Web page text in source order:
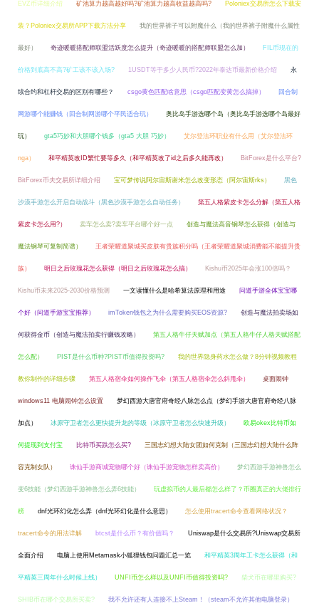
EVZ币详细介绍 矿池算力越高越好吗?矿池算力越高收益越高吗? Poloniex交易所怎么下载安
装？Poloniex交易所APP下载方法分享 我的世界裤子可以附魔什么（我的世界裤子附魔什么属性
最好） 奇迹暖暖搭配师联盟活跃度怎么提升（奇迹暖暖的搭配师联盟怎么加） FIL币现在的
价格到底高不高?矿工该不该入场? 1USDT等于多少人民币?2022年泰达币最新价格介绍 永
续合约和杠杆交易的区别有哪些？ csgo黄色匹配啥意思（csgo匹配变黄怎么搞掉） 回合制
网游哪个能赚钱（回合制网游哪个平民适合玩） 奥比岛手游选哪个岛（奥比岛手游选哪个岛最好
玩） gta5巧妙和大胆哪个钱多（gta5 大胆 巧妙） 艾尔登法环职业有什么用（艾尔登法环
nga） 和平精英改ID繁忙要等多久（和平精英改了id之后多久能再改） BitForex是什么平台?
BitForex币夫交易所详细介绍 宝可梦传说阿尔宙斯谢米怎么改变形态（阿尔宙斯rks） 黑色
沙漠手游怎么开启自动战斗（黑色沙漠手游怎么自动任务） 第五人格紫皮卡怎么分解（第五人格
紫皮卡怎么用?） 卖车怎么卖?卖车平台哪个好一点 创造与魔法高音钢琴怎么获得（创造与
魔法钢琴可复制简谱） 王者荣耀道聚城买皮肤有贵族积分吗（王者荣耀道聚城消费能不能提升贵
族） 明日之后玫瑰花怎么获得（明日之后玫瑰花怎么搞） Kishu币2025年会涨100倍吗？
Kishu币未来2025-2030价格预测 一文读懂什么是哈希算法原理和用途 问道手游全体宝宝哪
个好（问道手游宝宝推荐） imToken钱包之为什么需要购买EOS资源? 创造与魔法拍卖场如
何获得金币（创造与魔法拍卖行赚钱攻略） 第五人格牛仔天赋加点（第五人格牛仔人格天赋搭配
怎么配） PIST是什么币种?PIST币值得投资吗? 我的世界隐身药水怎么做？8分钟视频教程
教你制作的详细步骤 第五人格宿伞如何操作飞伞（第五人格宿伞怎么斜甩伞） 桌面闹钟
windows11 电脑闹钟怎么设置 梦幻西游大唐官府奇经八脉怎么点（梦幻手游大唐官府奇经八脉
加点） 冰原守卫者怎么更快提升龙的等级（冰原守卫者怎么快速升级） 欧易okex比特币如
何提现到支付宝 比特币买跌怎么买? 三国志幻想大陆女团如何克制（三国志幻想大陆什么阵
容克制女队） 诛仙手游商城宠物哪个好（诛仙手游宠物怎样卖高价） 梦幻西游手游神兽怎么
变6技能（梦幻西游手游神兽怎么弄6技能） 玩虚拟币的人最后都怎么样了？币圈真正的大佬排行
榜 dnf光环幻化怎么弄（dnf光环幻化是什么意思） 怎么使用tracert命令查看网络状况？
tracert命令的用法详解 btcst是什么币？有价值吗？ Uniswap是什么交易所?Uniswap交易所
全面介绍 电脑上使用Metamask小狐狸钱包问题汇总一览 和平精英3周年工卡怎么获得（和
平精英三周年什么时候上线） UNFI币怎么样以及UNFI币值得投资吗? 柴犬币在哪里购买?
SHIB币在哪个交易所买卖? 我不允许还有人连接不上Steam！（steam不允许其他电脑登录）